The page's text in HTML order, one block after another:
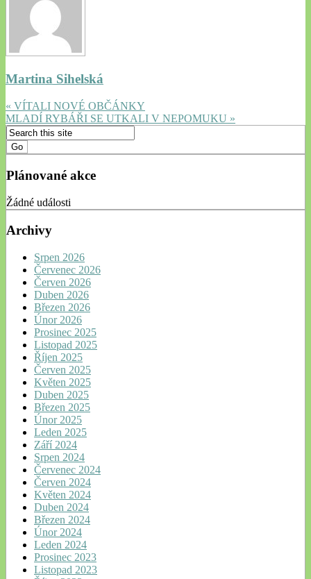
Martina Sihelská
« VÍTALI NOVÉ OBČÁNKY
MLADÍ RYBÁŘI SE UTKALI V NEPOMUKU »
Plánované akce
Žádné události
Archivy
Srpen 2026
Červenec 2026
Červen 2026
Duben 2026
Březen 2026
Únor 2026
Prosinec 2025
Listopad 2025
Říjen 2025
Červen 2025
Květen 2025
Duben 2025
Březen 2025
Únor 2025
Leden 2025
Září 2024
Srpen 2024
Červenec 2024
Červen 2024
Květen 2024
Duben 2024
Březen 2024
Únor 2024
Leden 2024
Prosinec 2023
Listopad 2023